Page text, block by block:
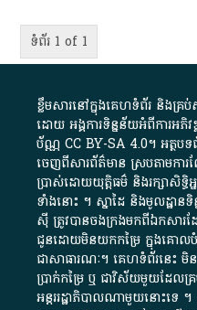
ទំព័រ 1 of 1
ខ្លឹមសារ​នៅ​ក្នុង​គេហទំព័រ និង​គ្រ
ដោយ​ អង្គការ​ទិន្នន័យ​អំពី​ការអភិវ
ប័ណ្ណ​CC BY-SA 4.0។​ អត្ថប
ចេញពី​សារព័ត៌មាន ស្របតាមកា
ប្រាស់​ដោយ​យុត្តិធម៌​ និង​រក្សាសិទ្ធិ
ទាំង​នោះ​ ។​ ស្នាដៃ​ និង​មូលដ្ឋា
ស៊ី​ ត្រូវ​បាន​ចងក្រង​មក​ពី​ឯកសារ​
ជូន​ដោយ​មិន​យក​កម្រៃ​ ក្នុង​គោលបំ
ជា​សាធារណៈ​។​ គេហទំព័រ​នេះ​ មិនម
ប្រាក់​កម្រៃ​ ឬ​ ជា​វិស័យ​មួយ​ដែល​គ្រ
អន្តររដ្ឋាភិបាល​ណាមួយ​នោះ​ទេ ​។​